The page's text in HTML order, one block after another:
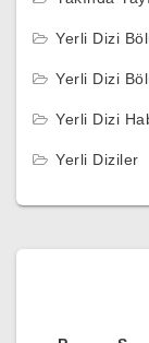
Yerli Dizi
Yerli Dizi
Yerli Dizi
Yerli Diziler